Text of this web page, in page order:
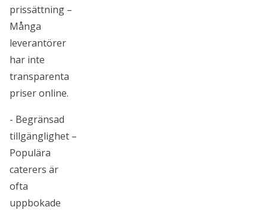
prissättning –
Många
leverantörer
har inte
transparenta
priser online.
- Begränsad
tillgänglighet –
Populära
caterers är
ofta
uppbokade